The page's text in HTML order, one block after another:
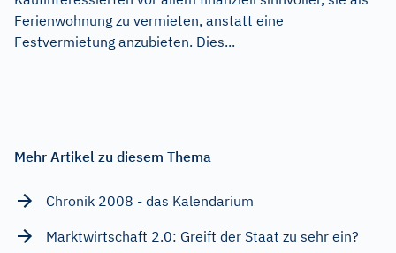
Ferienwohnung zu vermieten, anstatt eine
Festvermietung anzubieten. Dies...
Mehr Artikel zu diesem Thema
Chronik 2008 - das Kalendarium
Marktwirtschaft 2.0: Greift der Staat zu sehr ein?